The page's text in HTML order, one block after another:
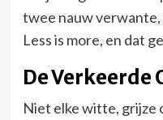
twee nauw
Less is more, en dat
De Verkeerde
Niet elke witte, grijze